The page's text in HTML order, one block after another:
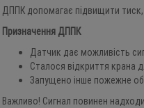
ДППК допомагає підвищити тиск,
Призначення ДППК
Датчик дає можливість
Сталося відкриття крана
Запущено інше пожежне
Важливо! Сигнал повинен